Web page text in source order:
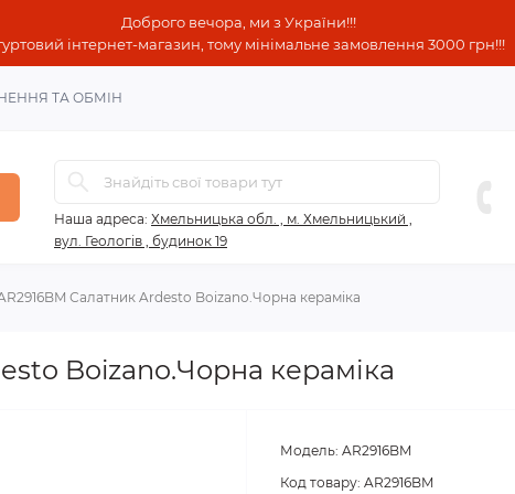
Доброго вечора, ми з України!!!
інтернет-магазин, тому мінімальне замовлення 3000 грн!!!
ТА ОБМІН
Наша адреса: Хмельницька обл. , м. Хмельницький ,
вул. Геологів , будинок 19
Салатник Ardesto Boizano.Чорна кераміка
Boizano.Чорна кераміка
Модель: AR2916BM
Код товару: AR2916BM